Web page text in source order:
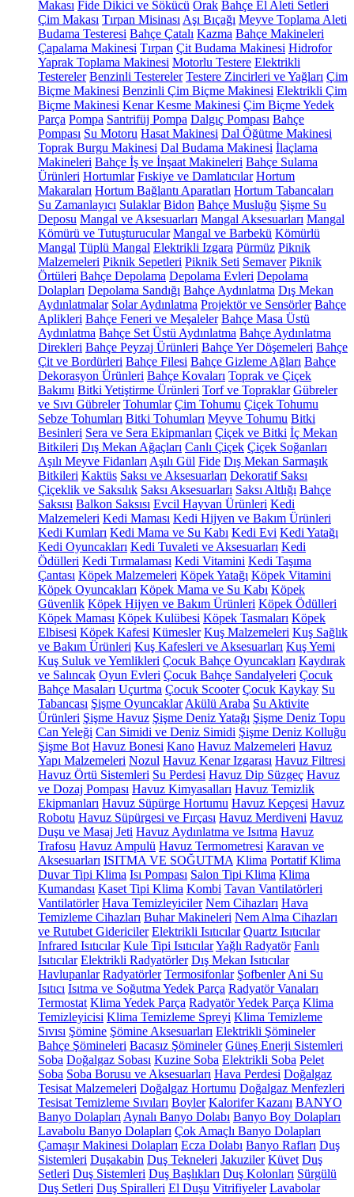
Makası Fide Dikici ve Sökücü Orak Bahçe El Aleti Setleri
Çim Makası Tırpan Misinası Aşı Bıçağı Meyve Toplama Aleti
Budama Testeresi Bahçe Çatalı Kazma Bahçe Makineleri
Çapalama Makinesi Tırpan Çit Budama Makinesi Hidrofor
Yaprak Toplama Makinesi Motorlu Testere Elektrikli
Testereler Benzinli Testereler Testere Zincirleri ve Yağları Çim
Biçme Makinesi Benzinli Çim Biçme Makinesi Elektrikli Çim
Biçme Makinesi Kenar Kesme Makinesi Çim Biçme Yedek
Parça Pompa Santrifüj Pompa Dalgıç Pompası Bahçe
Pompası Su Motoru Hasat Makinesi Dal Öğütme Makinesi
Toprak Burgu Makinesi Dal Budama Makinesi İlaçlama
Makineleri Bahçe İş ve İnşaat Makineleri Bahçe Sulama
Ürünleri Hortumlar Fıskiye ve Damlatıcılar Hortum
Makaraları Hortum Bağlantı Aparatları Hortum Tabancaları
Su Zamanlayıcı Sulaklar Bidon Bahçe Musluğu Şişme Su
Deposu Mangal ve Aksesuarları Mangal Aksesuarları Mangal
Kömürü ve Tutuşturucular Mangal ve Barbekü Kömürlü
Mangal Tüplü Mangal Elektrikli Izgara Pürmüz Piknik
Malzemeleri Piknik Sepetleri Piknik Seti Semaver Piknik
Örtüleri Bahçe Depolama Depolama Evleri Depolama
Dolapları Depolama Sandığı Bahçe Aydınlatma Dış Mekan
Aydınlatmalar Solar Aydınlatma Projektör ve Sensörler Bahçe
Aplikleri Bahçe Feneri ve Meşaleler Bahçe Masa Üstü
Aydınlatma Bahçe Set Üstü Aydınlatma Bahçe Aydınlatma
Direkleri Bahçe Peyzaj Ürünleri Bahçe Yer Döşemeleri Bahçe
Çit ve Bordürleri Bahçe Filesi Bahçe Gizleme Ağları Bahçe
Dekorasyon Ürünleri Bahçe Kovaları Toprak ve Çiçek
Bakımı Bitki Yetiştirme Ürünleri Torf ve Topraklar Gübreler
ve Sıvı Gübreler Tohumlar Çim Tohumu Çiçek Tohumu
Sebze Tohumları Bitki Tohumları Meyve Tohumu Bitki
Besinleri Sera ve Sera Ekipmanları Çiçek ve Bitki İç Mekan
Bitkileri Dış Mekan Ağaçları Canlı Çiçek Çiçek Soğanları
Aşılı Meyve Fidanları Aşılı Gül Fide Dış Mekan Sarmaşık
Bitkileri Kaktüs Saksı ve Aksesuarları Dekoratif Saksı
Çiçeklik ve Saksılık Saksı Aksesuarları Saksı Altlığı Bahçe
Saksısı Balkon Saksısı Evcil Hayvan Ürünleri Kedi
Malzemeleri Kedi Maması Kedi Hijyen ve Bakım Ürünleri
Kedi Kumları Kedi Mama ve Su Kabı Kedi Evi Kedi Yatağı
Kedi Oyuncakları Kedi Tuvaleti ve Aksesuarları Kedi
Ödülleri Kedi Tırmalaması Kedi Vitamini Kedi Taşıma
Çantası Köpek Malzemeleri Köpek Yatağı Köpek Vitamini
Köpek Oyuncakları Köpek Mama ve Su Kabı Köpek
Güvenlik Köpek Hijyen ve Bakım Ürünleri Köpek Ödülleri
Köpek Maması Köpek Kulübesi Köpek Tasmaları Köpek
Elbisesi Köpek Kafesi Kümesler Kuş Malzemeleri Kuş Sağlık
ve Bakım Ürünleri Kuş Kafesleri ve Aksesuarları Kuş Yemi
Kuş Suluk ve Yemlikleri Çocuk Bahçe Oyuncakları Kaydırak
ve Salıncak Oyun Evleri Çocuk Bahçe Sandalyeleri Çocuk
Bahçe Masaları Uçurtma Çocuk Scooter Çocuk Kaykay Su
Tabancası Şişme Oyuncaklar Akülü Araba Su Aktivite
Ürünleri Şişme Havuz Şişme Deniz Yatağı Şişme Deniz Topu
Can Yeleği Can Simidi ve Deniz Simidi Şişme Deniz Kolluğu
Şişme Bot Havuz Bonesi Kano Havuz Malzemeleri Havuz
Yapı Malzemeleri Nozul Havuz Kenar Izgarası Havuz Filtresi
Havuz Örtü Sistemleri Su Perdesi Havuz Dip Süzgeç Havuz
ve Dozaj Pompası Havuz Kimyasalları Havuz Temizlik
Ekipmanları Havuz Süpürge Hortumu Havuz Kepçesi Havuz
Robotu Havuz Süpürgesi ve Fırçası Havuz Merdiveni Havuz
Duşu ve Masaj Jeti Havuz Aydınlatma ve Isıtma Havuz
Trafosu Havuz Ampulü Havuz Termometresi Karavan ve
Aksesuarları ISITMA VE SOĞUTMA Klima Portatif Klima
Duvar Tipi Klima Isı Pompası Salon Tipi Klima Klima
Kumandası Kaset Tipi Klima Kombi Tavan Vantilatörleri
Vantilatörler Hava Temizleyiciler Nem Cihazları Hava
Temizleme Cihazları Buhar Makineleri Nem Alma Cihazları
ve Rutubet Gidericiler Elektrikli Isıtıcılar Quartz Isıtıcılar
Infrared Isıtıcılar Kule Tipi IsıtıcılarYağlı Radyatör Fanlı
Isıtıcılar Elektrikli Radyatörler Dış Mekan Isıtıcılar
Havlupanlar Radyatörler Termosifonlar Şofbenler Ani Su
Isıtıcı Isıtma ve Soğutma Yedek Parça Radyatör Vanaları
Termostat Klima Yedek Parça Radyatör Yedek Parça Klima
Temizleyicisi Klima Temizleme Spreyi Klima Temizleme
Sıvısı Şömine Şömine Aksesuarları Elektrikli Şömineler
Bahçe Şömineleri Bacasız Şömineler Güneş Enerji Sistemleri
Soba Doğalgaz Sobası Kuzine Soba Elektrikli Soba Pelet
Soba Soba Borusu ve Aksesuarları Hava Perdesi Doğalgaz
Tesisat Malzemeleri Doğalgaz Hortumu Doğalgaz Menfezleri
Tesisat Temizleme Sıvıları Boyler Kalorifer Kazanı BANYO
Banyo Dolapları Aynalı Banyo Dolabı Banyo Boy Dolapları
Lavabolu Banyo Dolapları Çok Amaçlı Banyo Dolapları
Çamaşır Makinesi Dolapları Ecza Dolabı Banyo Rafları Duş
Sistemleri Duşakabin Duş Tekneleri Jakuziler Küvet Duş
Setleri Duş Sistemleri Duş Başlıkları Duş Kolonları Sürgülü
Duş Setleri Duş Spiralleri El Duşu Vitrifiyeler Lavabolar